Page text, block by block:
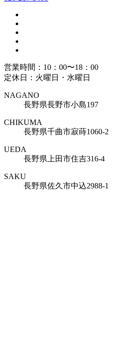
営業時間：10：00〜18：00
定休日：火曜日・水曜日
NAGANO
長野県長野市小島197
CHIKUMA
長野県千曲市寂蒔1060-2
UEDA
長野県上田市住吉316-4
SAKU
長野県佐久市中込2988-1